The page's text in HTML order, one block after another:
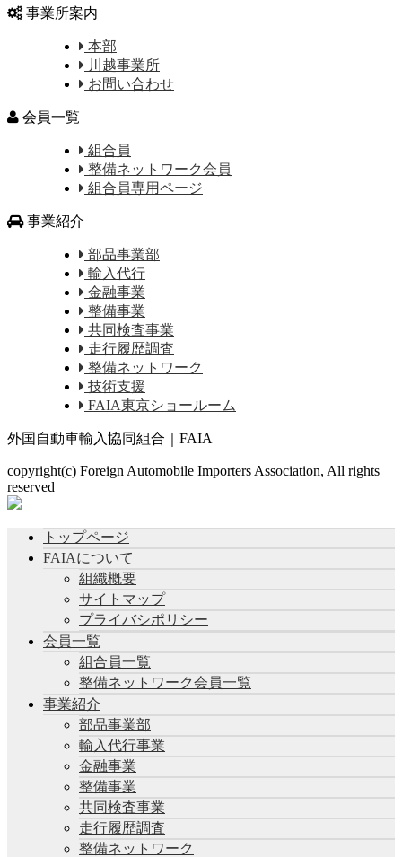
事業所案内
本部
川越事業所
お問い合わせ
会員一覧
組合員
整備ネットワーク会員
組合員専用ページ
事業紹介
部品事業部
輸入代行
金融事業
整備事業
共同検査事業
走行履歴調査
整備ネットワーク
技術支援
FAIA東京ショールーム
外国自動車輸入協同組合｜FAIA
copyright(c) Foreign Automobile Importers Association, All rights
reserved
トップページ
FAIAについて
組織概要
サイトマップ
プライバシポリシー
会員一覧
組合員一覧
整備ネットワーク会員一覧
事業紹介
部品事業部
輸入代行事業
金融事業
整備事業
共同検査事業
走行履歴調査
整備ネットワーク